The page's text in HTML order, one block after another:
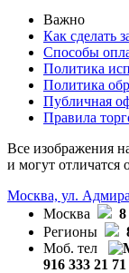
Важно
Как сделать
Способы
Политика
Политика
Публичная
Правила
Все изображения
и могут отличатся
Москва, ул.
Москва
8
Регионы
Моб. тел
916 333 21 71